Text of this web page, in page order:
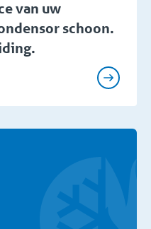
van uw
schoon.